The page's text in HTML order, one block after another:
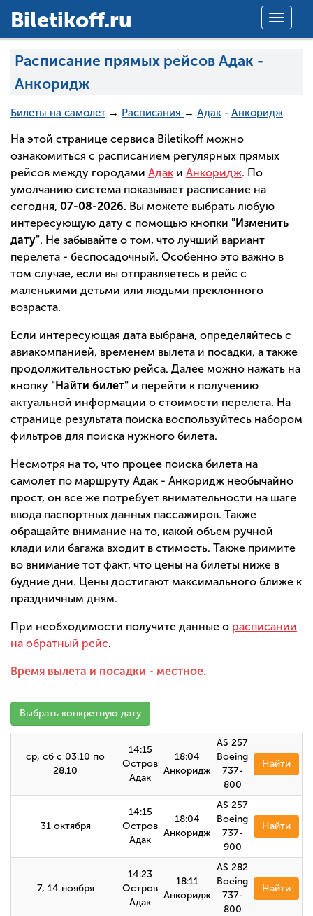
Toggle
Вiletikoff.ru
Расписание прямых рейсов Адак -
Анкоридж
Билеты на самолет → Расписания → Адак - Анкоридж
На этой странице сервиса Biletikoff можно
ознакомиться с расписанием регулярных прямых
рейсов между городами Адак и Анкоридж. По
умолчанию система показывает расписание на
сегодня, 07-08-2026. Вы можете выбрать любую
интересующую дату с помощью кнопки "Изменить
дату". Не забывайте о том, что лучший вариант
перелета - беспосадочный. Особенно это важно в
том случае, если вы отправляетесь в рейс с
маленькими детьми или людьми преклонного
возраста.
Если интересующая дата выбрана, определяйтесь с
авиакомпанией, временем вылета и посадки, а также
продолжительностью рейса. Далее можно нажать на
кнопку "Найти билет" и перейти к получению
актуальной информации о стоимости перелета. На
странице результата поиска воспользуйтесь набором
фильтров для поиска нужного билета.
Несмотря на то, что процее поиска билета на
самолет по маршруту Адак - Анкоридж необычайно
прост, он все же потребует внимательности на шаге
ввода паспортных данных пассажиров. Также
обращайте внимание на то, какой объем ручной
клади или багажа входит в стимость. Также примите
во внимание тот факт, что цены на билеты ниже в
будние дни. Цены достигают максимального ближе к
праздничным дням.
При необходимости получите данные о расписании
на обратный рейс.
Время вылета и посадки - местное.
Выбрать конкретную дату
ср, сб с 03.10 по
28.10
14:15
Остров
Адак
18:04
Анкоридж
AS 257
Boeing
737-
800
Найти
31 октября
14:15
Остров
Адак
18:04
Анкоридж
AS 257
Boeing
737-
900
Найти
7, 14 ноября
14:23
Остров
Адак
18:11
Анкоридж
AS 282
Boeing
737-
800
Найти